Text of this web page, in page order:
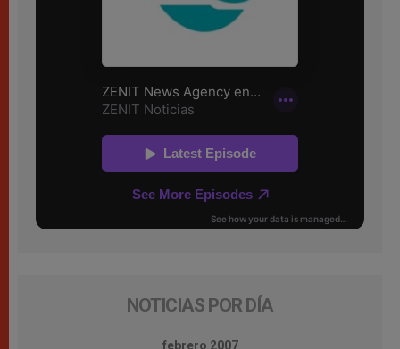
NOTICIAS POR DÍA
febrero 2007